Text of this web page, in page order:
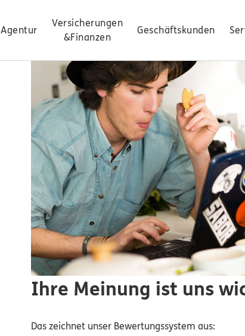
Agentur
Versicherungen
&Finanzen
Geschäftskunden
Ihre Meinung ist uns
Das zeichnet unser Bewertungssystem aus: